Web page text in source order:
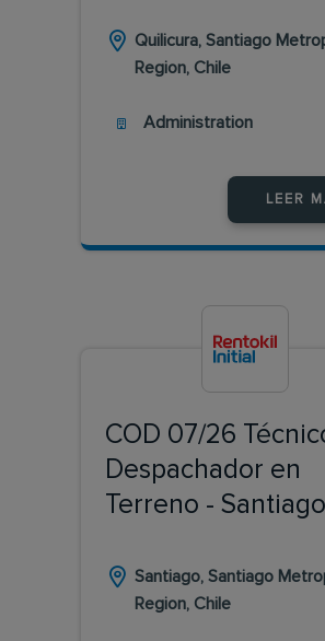
Quilicura, Santiago
Region, Chile
Administration
LEER
COD 07/26
Despachador en
Terreno - Santiago
Santiago, Santiago
Region, Chile